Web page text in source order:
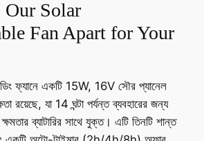
Our Solar
Fan Apart for Your
ফ্যানে একটি 15W, 16V সৌর প্যানেল
রয়েছে, যা 14 ঘন্টা পর্যন্ত ব্যবহারের জন্য
ব্যাটারির সাথে যুক্ত। এটি তিনটি শান্ত